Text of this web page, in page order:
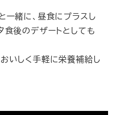
一緒に、昼食にプラスし
食後のデザートとしても
いしく手軽に栄養補給し